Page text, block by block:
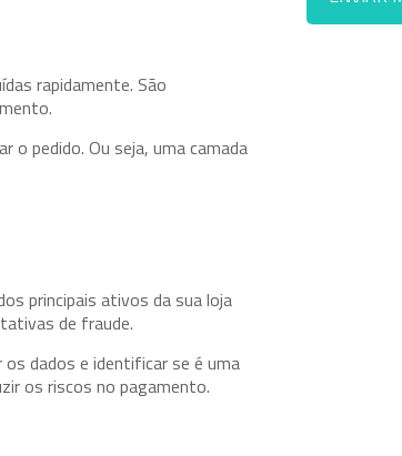
rapidamente. São
o pedido. Ou seja, uma camada
principais ativos da sua loja
de fraude.
dados e identificar se é uma
os riscos no pagamento.